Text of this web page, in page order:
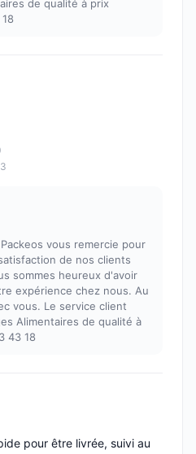
de qualité à prix
vous remercie pour
de nos clients
sommes heureux d'avoir
expérience chez nous. Au
vous. Le service client
Alimentaires de qualité à
43 18
pour être livrée, suivi au